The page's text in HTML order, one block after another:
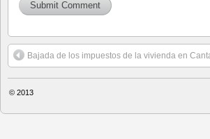
Bajada de los impuestos de la vivienda en
© 2013